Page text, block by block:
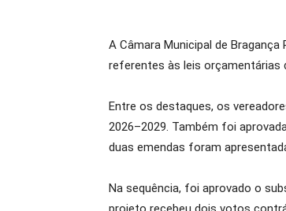
A Câmara Municipal de
referentes às leis orçamentárias
Entre os destaques, os
2026–2029. Também foi
duas emendas foram
Na sequência, foi aprovado o